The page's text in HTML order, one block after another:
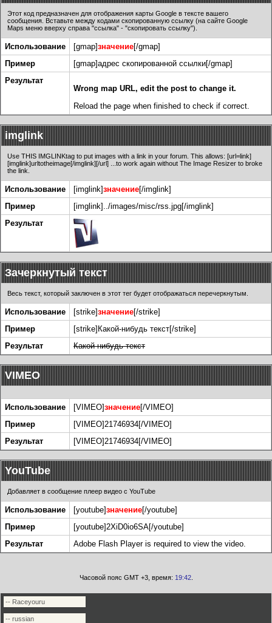
Этот код предназначен для отображения карты Google в тексте вашего
сообщения. Вставьте между кодами скопированную ссылку (на сайте Google
Maps меню вверху справа "ссылка" - "скопировать ссылку").
Использование [gmap]значение[/gmap]
Пример
[gmap]адрес скопированной ссылки[/gmap]
Результат
Wrong map URL, edit the post to change it.
Reload the page when finished to check if correct.
imglink
Use THIS IMGLINKtag to put images with a link in your forum. This allows: [url=link]
[imglink]urltotheimage[/imglink][/url] ...to work again without The Image Resizer to broke
the link.
Использование [imglink]значение[/imglink]
Пример
[imglink]../images/misc/rss.jpg[/imglink]
Результат
Зачеркнутый текст
Весь текст, который заключен в этот тег будет отображаться перечеркнутым.
Использование [strike]значение[/strike]
Пример
[strike]Какой-нибудь текст[/strike]
Результат
Какой-нибудь текст
VIMEO
Использование [VIMEO]значение[/VIMEO]
Пример
[VIMEO]21746934[/VIMEO]
Результат
[VIMEO]21746934[/VIMEO]
YouTube
Добавляет в сообщение плеер видео с YouTube
Использование [youtube]значение[/youtube]
Пример
[youtube]2XiD0io6SA[/youtube]
Результат
Adobe Flash Player is required to view the video.
Часовой пояс GMT +3, время: 19:42.